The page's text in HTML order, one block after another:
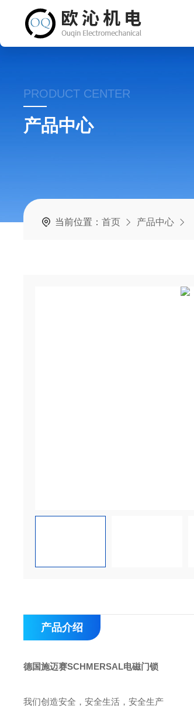
PRODUCT CENTER
产品中心
当前位置：首页 产品中心
产品介绍
德国施迈赛SCHMERSAL电磁门锁
我们创造安全，安全生活，安全生产